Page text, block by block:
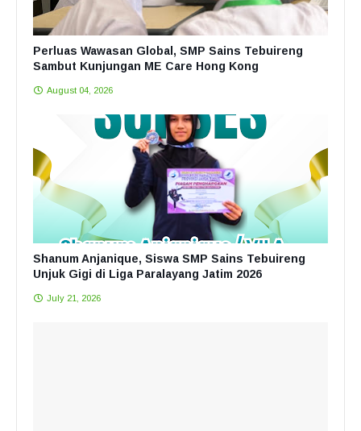
Perluas Wawasan Global, SMP Sains Tebuireng
Sambut Kunjungan ME Care Hong Kong
August 04, 2026
Shanum Anjanique, Siswa SMP Sains Tebuireng
Unjuk Gigi di Liga Paralayang Jatim 2026
July 21, 2026